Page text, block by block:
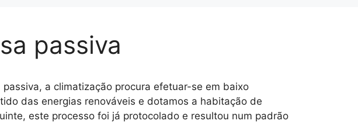
passiva
passiva, a climatização procura efetuar-se em baixo
das energias renováveis e dotamos a habitação de
este processo foi já protocolado e resultou num padrão